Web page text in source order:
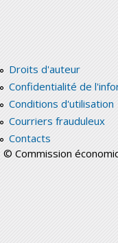
Droits d'auteur
Confidentialité de
Conditions d'utilisation
Courriers frauduleux
Contacts
© Commission